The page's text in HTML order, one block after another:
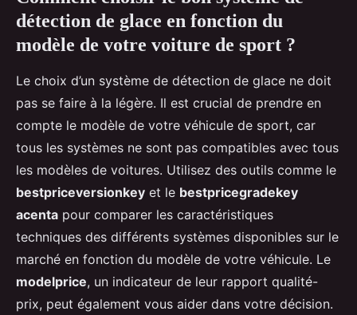
détection de glace en fonction du
modèle de votre voiture de sport ?
Le choix d’un système de détection de glace ne doit
pas se faire à la légère. Il est crucial de prendre en
compte le modèle de votre véhicule de sport, car
tous les systèmes ne sont pas compatibles avec tous
les modèles de voitures. Utilisez des outils comme le
bestpriceversionkey et le bestpricegradekey
acenta pour comparer les caractéristiques
techniques des différents systèmes disponibles sur le
marché en fonction du modèle de votre véhicule. Le
modelprice, un indicateur de leur rapport qualité-
prix, peut également vous aider dans votre décision.